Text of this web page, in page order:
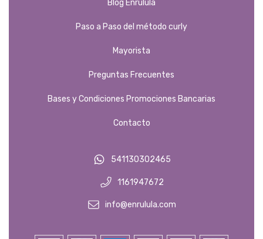
Blog Enrulula
Paso a Paso del método curly
Mayorista
Preguntas Frecuentes
Bases y Condiciones Promociones Bancarias
Contacto
541130302465
1161947672
info@enrulula.com